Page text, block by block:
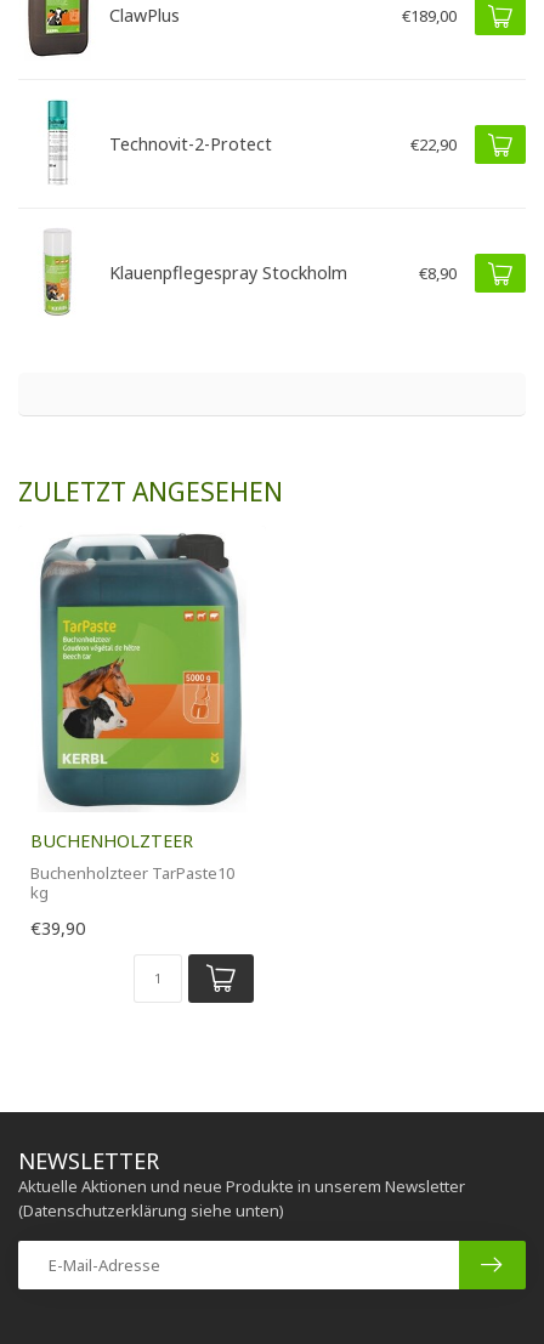
ClawPlus €189,00
Technovit-2-Protect €22,90
Klauenpflegespray Stockholm €8,90
ZULETZT ANGESEHEN
BUCHENHOLZTEER
Buchenholzteer TarPaste10
kg
€39,90
NEWSLETTER
Aktuelle Aktionen und neue Produkte in unserem Newsletter
(Datenschutzerklärung siehe unten)